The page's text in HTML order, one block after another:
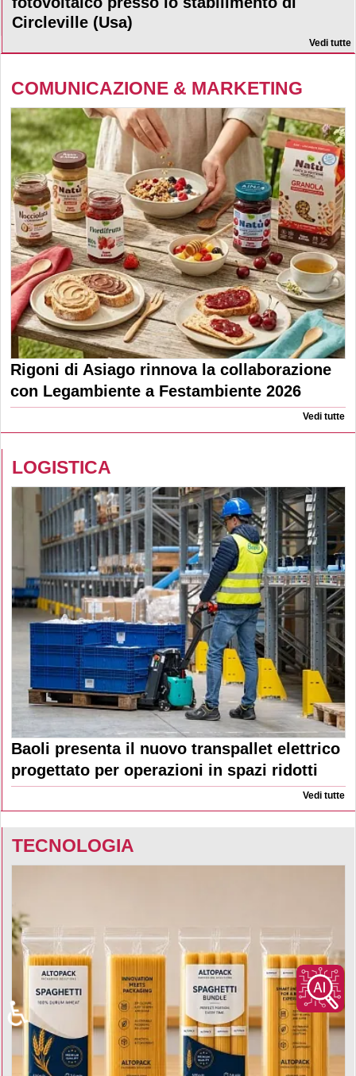
Circleville (Usa)
Vedi tutte
COMUNICAZIONE & MARKETING
Rigoni di Asiago rinnova la collaborazione
con Legambiente a Festambiente 2026
Vedi tutte
LOGISTICA
Baoli presenta il nuovo transpallet elettrico
progettato per operazioni in spazi ridotti
Vedi tutte
TECNOLOGIA